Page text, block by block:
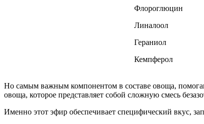
Флороглюцин
Линалоол
Гераниол
Кемпферол
Но самым важным компонентом в составе овоща,
овоща, которое представляет собой сложную смесь
Именно этот эфир обеспечивает специфический вкус,